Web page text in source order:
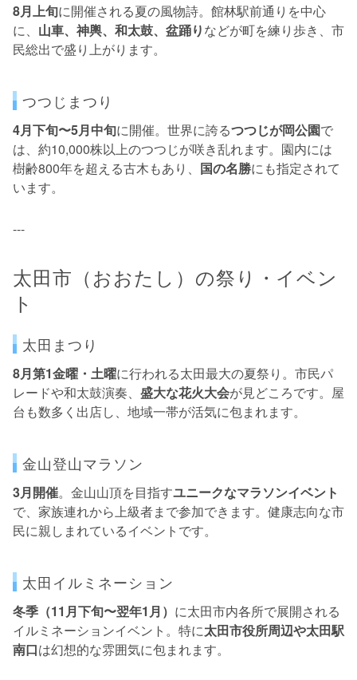
8月上旬に開催される夏の風物詩。館林駅前通りを中心
に、 山車、神輿、和太鼓、盆踊りなどが町を練り歩き、市
民総出で盛り上がります。
つつじまつり
4月下旬〜5月中旬に開催。世界に誇るつつじが岡公園で
は、約10,000株以上のつつじが咲き乱れます。園内には
樹齢800年を超える古木もあり、 国の名勝にも指定されて
います。
---
太田市（おおたし）の祭り・イベン
ト
太田まつり
8月第1金曜・土曜に行われる太田最大の夏祭り。市民パ
レードや和太鼓演奏、 盛大な花火大会が見どころです。屋
台も数多く出店し、地域一帯が活気に包まれます。
金山登山マラソン
3月開催。金山山頂を目指すユニークなマラソンイベント
で、家族連れから上級者まで参加できます。健康志向な市
民に親しまれているイベントです。
太田イルミネーション
冬季（11月下旬〜翌年1月） に太田市内各所で展開される
イルミネーションイベント。特に太田市役所周辺や太田駅
南口は幻想的な雰囲気に包まれます。